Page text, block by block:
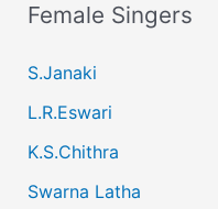
Female Singers
S.Janaki
L.R.Eswari
K.S.Chithra
Swarna Latha